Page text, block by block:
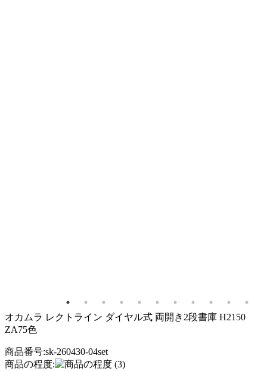
オカムラ レクトライン ダイヤル式 両開き2段書庫 H2150
ZA75色
商品番号:sk-260430-04set
商品の程度:
(3)